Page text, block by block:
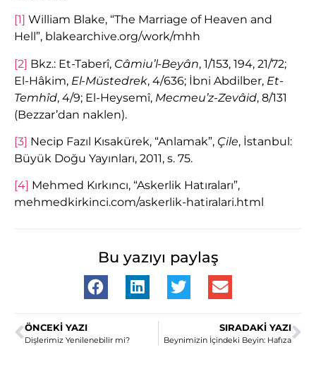
[1] William Blake, “The Marriage of Heaven and
Hell”, blakearchive.org/work/mhh
[2] Bkz.: Et-Taberî, Câmiu’l-Beyân, 1/153, 194, 21/72;
El-Hâkim, El-Müstedrek, 4/636; İbni Abdilber, Et-
Temhîd, 4/9; El-Heysemî, Mecmeu’z-Zevâid, 8/131
(Bezzar’dan naklen).
[3] Necip Fazıl Kısakürek, “Anlamak”, Çile, İstanbul:
Büyük Doğu Yayınları, 2011, s. 75.
[4] Mehmed Kırkıncı, “Askerlik Hatıraları”,
mehmedkirkinci.com/askerlik-hatiralari.html
Bu yazıyı paylaş
ÖNCEKI YAZI
Dişlerimiz Yenilenebilir mi?
SIRADAKI YAZI
Beynimizin İçindeki Beyin: Hafıza